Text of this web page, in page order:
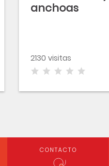
anchoas
2130 visitas
CONTACTO